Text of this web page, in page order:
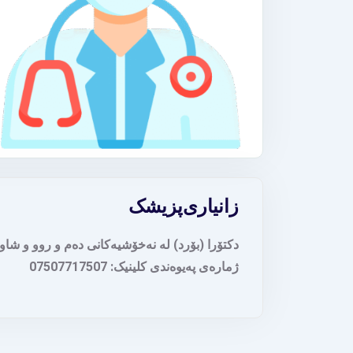
پزیشکزانیاری
دکتۆرا (بۆرد) لە نەخۆشیەکانی دەم و روو و
ژمارەی پەیوەندی کلینیک: 07507717507